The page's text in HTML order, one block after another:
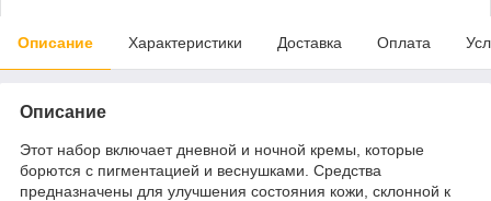
Описание Характеристики Доставка Оплата
Описание
Этот набор включает дневной и ночной кремы, которые
борются с пигментацией и веснушками. Средства
предназначены для улучшения состояния кожи, склонной к